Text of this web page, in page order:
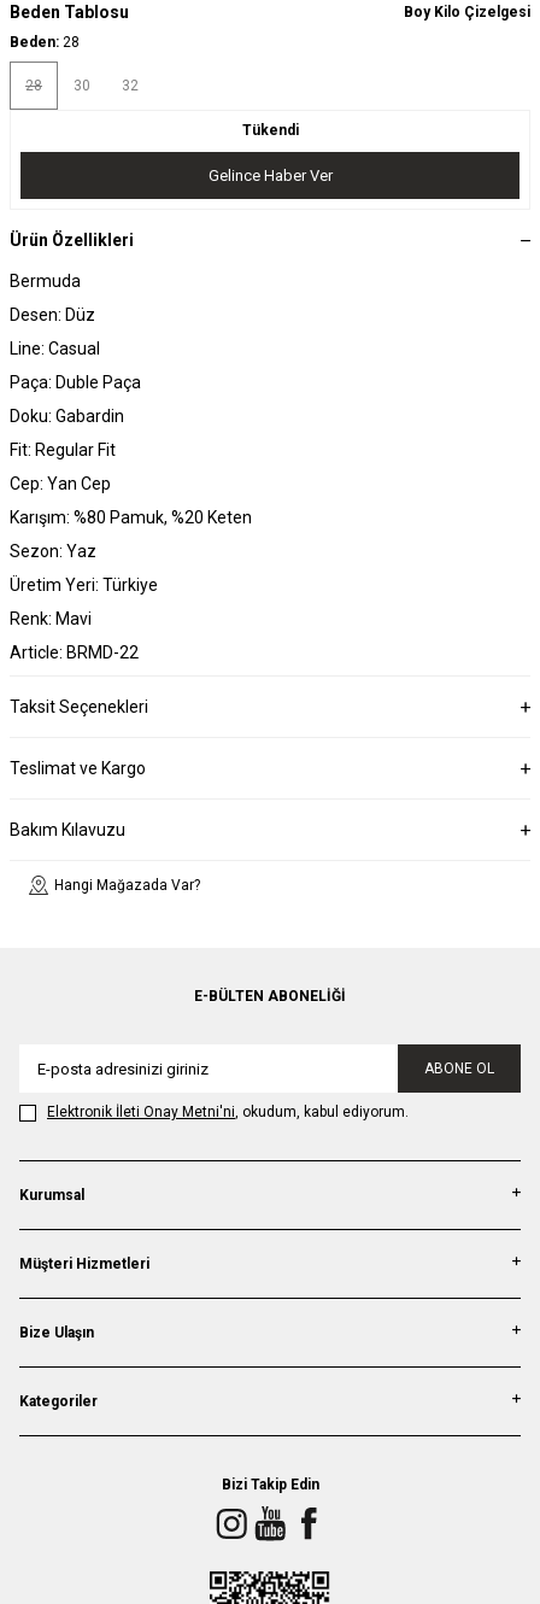
Beden Tablosu
Boy Kilo Çizelgesi
Beden: 28
28 30 32
Tükendi
Gelince Haber Ver
Ürün Özellikleri
Bermuda
Desen: Düz
Line: Casual
Paça: Duble Paça
Doku: Gabardin
Fit: Regular Fit
Cep: Yan Cep
Karışım: %80 Pamuk, %20 Keten
Sezon: Yaz
Üretim Yeri: Türkiye
Renk: Mavi
Article: BRMD-22
Taksit Seçenekleri
Teslimat ve Kargo
Bakım Kılavuzu
Hangi Mağazada Var?
E-BÜLTEN ABONELIĞI
ABONE OL
Elektronik İleti Onay Metni'ni, okudum, kabul ediyorum.
Kurumsal
Müşteri Hizmetleri
Bize Ulaşın
Kategoriler
Bizi Takip Edin